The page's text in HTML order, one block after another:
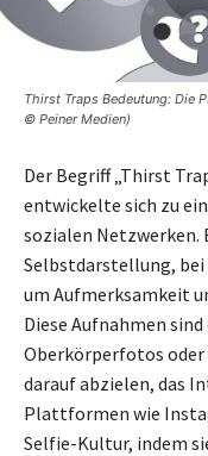
Thirst Traps Bedeutung: Die
© Peiner Medien)
Der Begriff „Thirst
entwickelte sich zu
sozialen Netzwerken.
Selbstdarstellung,
um Aufmerksamkeit
Diese Aufnahmen
Oberkörperfotos
darauf abzielen, das
Plattformen wie
Selfie-Kultur, indem